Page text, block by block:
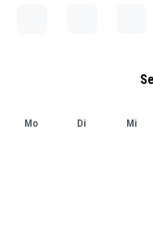
Mo Di Mi